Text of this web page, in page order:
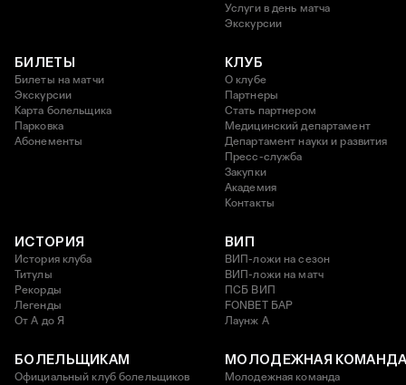
Услуги в день матча
Экскурсии
БИЛЕТЫ
Билеты на матчи
Экскурсии
Карта болельщика
Парковка
Абонементы
КЛУБ
О клубе
Партнеры
Стать партнером
Медицинский департамент
Департамент науки и развития
Пресс-служба
Закупки
Академия
Контакты
ИСТОРИЯ
История клуба
Титулы
Рекорды
Легенды
От А до Я
ВИП
ВИП-ложи на сезон
ВИП-ложи на матч
ПСБ ВИП
FONBET БАР
Лаунж A
БОЛЕЛЬЩИКАМ
Официальный клуб болельщиков
МОЛОДЕЖНАЯ
Молодежная команда